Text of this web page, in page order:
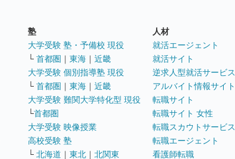
塾
大学受験 塾・予備校 現役
└ 首都圏 ｜ 東海 ｜ 近畿
大学受験 個別指導塾 現役
└ 首都圏 ｜ 東海 ｜ 近畿
大学受験 難関大学特化型 現役
└首都圏
大学受験 映像授業
高校受験 塾
└ 北海道 ｜ 東北 ｜ 北関東
人材
就活エージェント
就活サイト
逆求人型就活サービス
アルバイト情報サイト
転職サイト
転職サイト 女性
転職スカウトサービス
転職エージェント
看護師転職